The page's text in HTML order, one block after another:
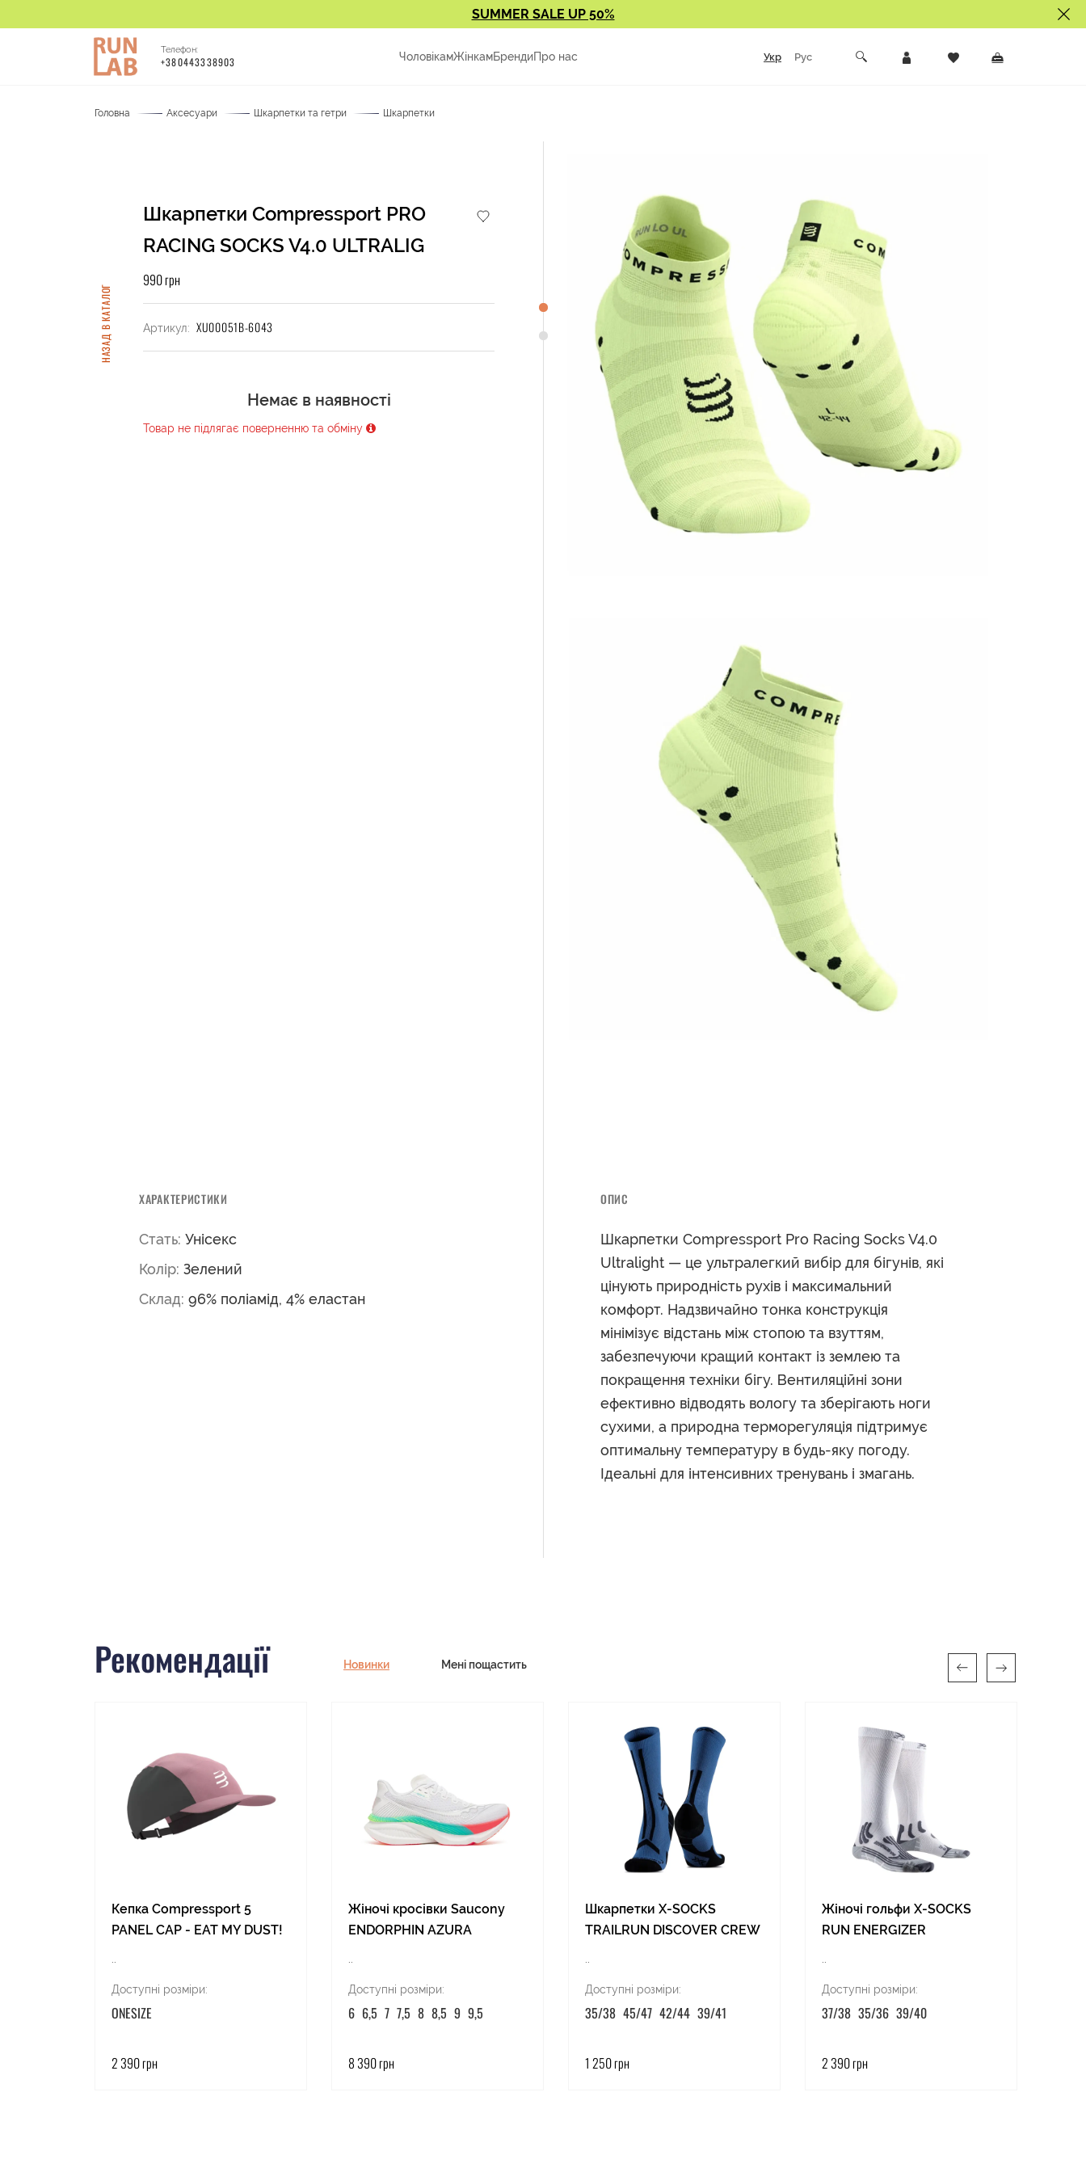
SUMMER SALE UP 50%
Телефон:
+380443338903 ЧоловікамЖінкамБрендиПро нас Укр Рус
Головна Аксесуари Шкарпетки та гетри Шкарпетки
НАЗАД В КАТАЛОГ
Шкарпетки Compressport PRO
RACING SOCKS V4.0 ULTRALIG
990 грн
Артикул: XU00051B-6043
Немає в наявності
Товар не підлягає поверненню та обміну
ХАРАКТЕРИСТИКИ
Стать: Унісекс
Колір: Зелений
Склад: 96% поліамід, 4% еластан
ОПИС
Шкарпетки Compressport Pro Racing Socks V4.0
Ultralight — це ультралегкий вибір для бігунів, які
цінують природність рухів і максимальний
комфорт. Надзвичайно тонка конструкція
мінімізує відстань між стопою та взуттям,
забезпечуючи кращий контакт із землею та
покращення техніки бігу. Вентиляційні зони
ефективно відводять вологу та зберігають ноги
сухими, а природна терморегуляція підтримує
оптимальну температуру в будь-яку погоду.
Ідеальні для інтенсивних тренувань і змагань.
Рекомендації Новинки Мені пощастить
Кепка Compressport 5
PANEL CAP - EAT MY DUST!
Доступні розміри:
ONESIZE
2 390 грн
Жіночі кросівки Saucony
ENDORPHIN AZURA
Доступні розміри:
6 6,5 7 7,5 8 8,5 9 9,5
8 390 грн
Шкарпетки X-SOCKS
TRAILRUN DISCOVER CREW
Доступні розміри:
35/38 45/47 42/44 39/41
1 250 грн
Жіночі гольфи X-SOCKS
RUN ENERGIZER
Доступні розміри:
37/38 35/36 39/40
2 390 грн